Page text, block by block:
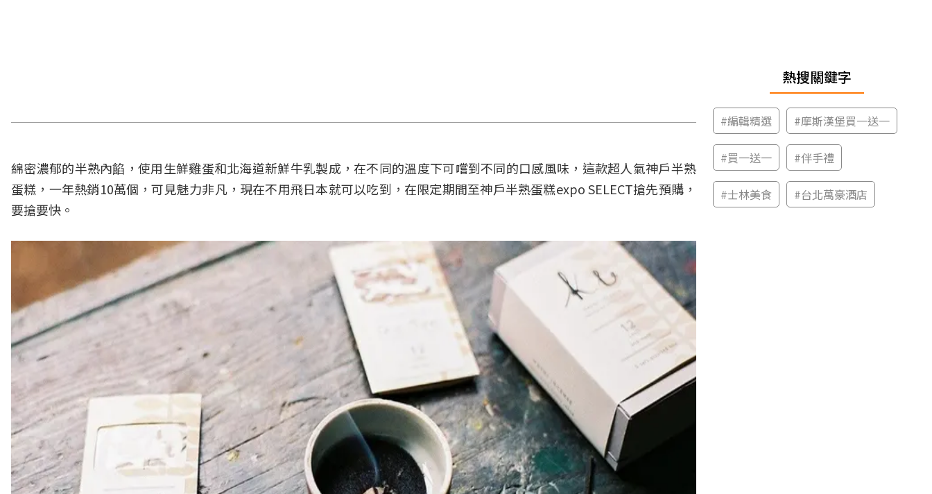
綿密濃郁的半熟內餡，使用生鮮雞蛋和北海道新鮮牛乳製成，在不同的溫度下可嚐到不同的口感風味，這款超人氣神戶半熟
蛋糕，一年熱銷10萬個，可見魅力非凡，現在不用飛日本就可以吃到，在限定期間至神戶半熟蛋糕expo SELECT搶先預購，
要搶要快。
熱搜關鍵字
#編輯精選 #摩斯漢堡買一送一
#買一送一 #伴手禮
#士林美食 #台北萬豪酒店